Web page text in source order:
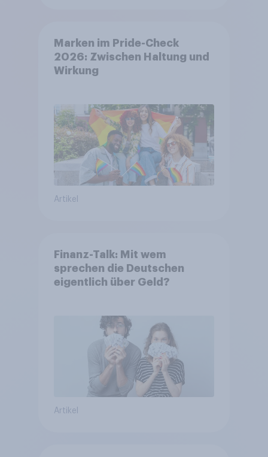
Marken im Pride-Check
2026: Zwischen Haltung und
Wirkung
Artikel
Finanz-Talk: Mit wem
sprechen die Deutschen
eigentlich über Geld?
Artikel